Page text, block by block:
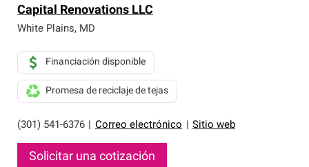
Capital Renovations LLC
White Plains, MD
(301) 541-6376 Correo electrónico Sitio web
Financiación disponible
Promesa de reciclaje de tejas
Solicitar una cotización